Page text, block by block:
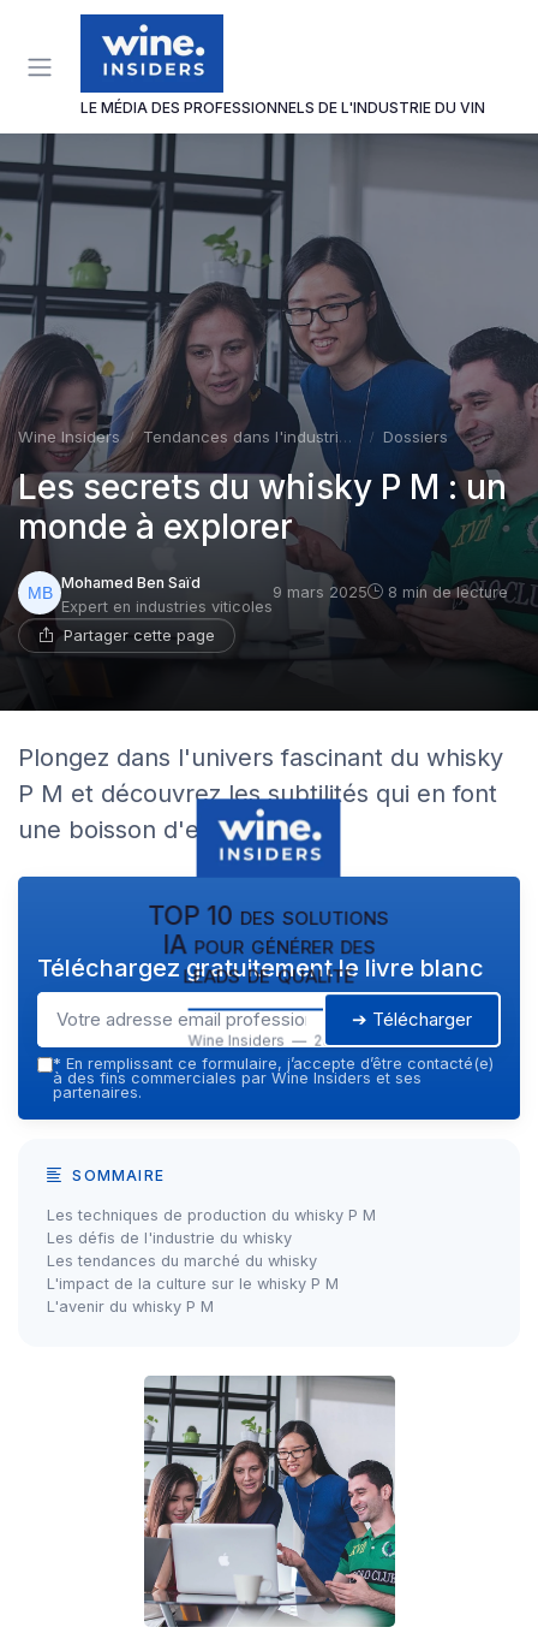
LE MÉDIA DES PROFESSIONNELS DE L'INDUSTRIE DU VIN
Wine Insiders Tendances dans l'industrie du vin Dossiers
Les secrets du whisky P M : un
monde à explorer
Mohamed Ben Saïd
Expert en industries viticoles
9 mars 2025 8 min de lecture
Partager cette page
Plongez dans l'univers fascinant du whisky
P M et découvrez les subtilités qui en font
une boisson d'exception.
TOP 10 des solutions
IA pour générer des
leads de qualité
Wine Insiders — 2026
Téléchargez gratuitement le livre blanc
➔ Télécharger
* En remplissant ce formulaire, j’accepte d’être contacté(e)
à des fins commerciales par Wine Insiders et ses
partenaires.
SOMMAIRE
Les techniques de production du whisky P M
Les défis de l'industrie du whisky
Les tendances du marché du whisky
L'impact de la culture sur le whisky P M
L'avenir du whisky P M
Panneau de gestion des cookies